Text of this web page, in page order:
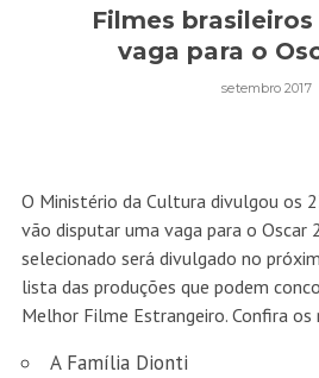
Filmes
vaga para o
setembro 2017
O Ministério da Cultura divulgou os
vão disputar uma vaga para o Oscar
selecionado será divulgado no
lista das produções que podem
Melhor Filme Estrangeiro. Confira os
A Família Dionti